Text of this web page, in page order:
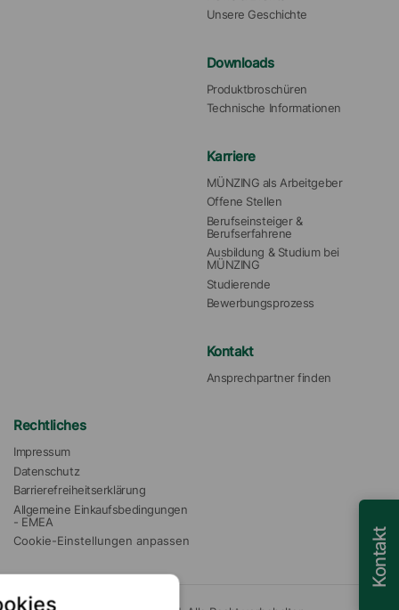
Unsere Geschichte
Downloads
Produktbroschüren
Technische Informationen
Karriere
MÜNZING als Arbeitgeber
Offene Stellen
Berufseinsteiger &
Berufserfahrene
Ausbildung & Studium bei
MÜNZING
Studierende
Bewerbungsprozess
Kontakt
Ansprechpartner finden
Rechtliches
Impressum
Datenschutz
Barrierefreiheitserklärung
Allgemeine Einkaufsbedingungen
- EMEA
Cookie-Einstellungen anpassen
Kontakt